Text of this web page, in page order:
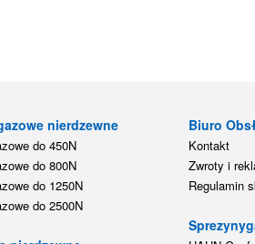
nierdzewne
do 450N
do 800N
do 1250N
do 2500N
Biuro
Kontakt
Zwroty i
Regulamin